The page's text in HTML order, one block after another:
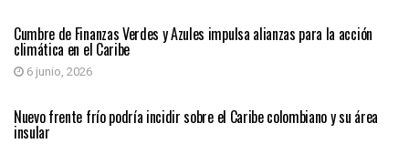
Cumbre de Finanzas Verdes y Azules impulsa alianzas para la acción
climática en el Caribe
6 junio, 2026
REGIÓN CARIBE
Nuevo frente frío podría incidir sobre el Caribe colombiano y su área
insular